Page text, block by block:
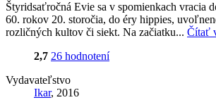
Štyridsaťročná Evie sa v spomienkach vracia
60. rokov 20. storočia, do éry hippies,
rozličných kultov či siekt. Na začiatku... Čítať
2,7 26 hodnotení
Vydavateľstvo
Ikar, 2016